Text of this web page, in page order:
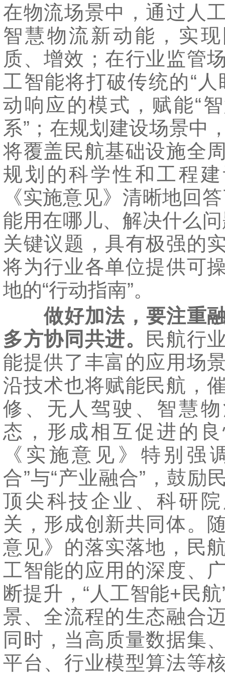
在物流场景中，通过人
智慧物流新动能，实
质、增效；在行业监管
工智能将打破传统的“人
动响应的模式，赋能“
系”；在规划建设场景中
将覆盖民航基础设施全
规划的科学性和工程
《实施意见》清晰地回
能用在哪儿、解决什么
关键议题，具有极强的
将为行业各单位提供可
地的“行动指南”。
做好加法，要注重
多方协同共进。
民航行
能提供了丰富的应用场
沿技术也将赋能民航，
修、无人驾驶、智慧
态，形成相互促进的
《实施意见》特别强
合”与“产业融合”，鼓励
顶尖科技企业、科研
关，形成创新共同体。
意见》的落实落地，民
工智能的应用的深度、
断提升，“人工智能+民
景、全流程的生态融合
同时，当高质量数据集
平台、行业模型算法等